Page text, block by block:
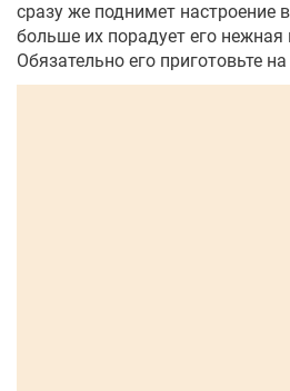
сразу же поднимет
больше их порадует его нежная
Обязательно его приготовьте